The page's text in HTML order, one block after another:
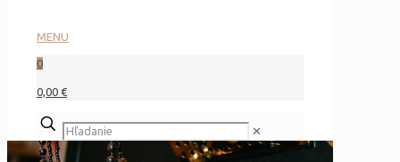
MENU
0
0,00 €
✕